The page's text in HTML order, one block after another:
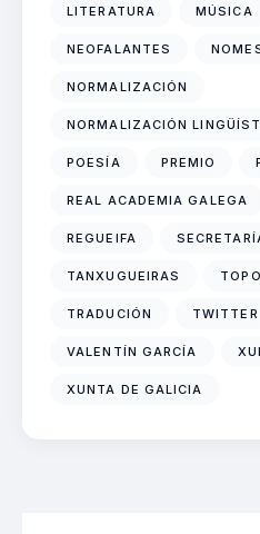
LITERATURA MÚSICA
NEOFALANTES
NORMALIZACIÓN
NORMALIZACIÓN
POESÍA PREMIO
REAL ACADEMIA GALEGA
REGUEIFA
TANXUGUEIRAS
TRADUCIÓN TWITTER
VALENTÍN GARCÍA
XUNTA DE GALICIA